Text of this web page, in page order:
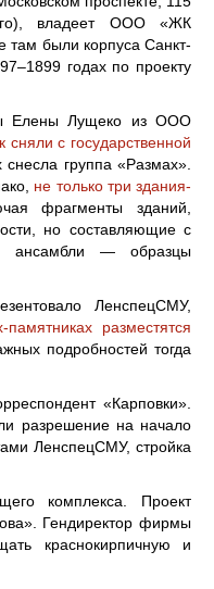
владеет ООО «ЖК
там были корпуса Санкт-
годах по проекту
Елены Лущеко из ООО
сняли с государственной
снесла группа «Размах».
не только три здания-
фрагменты зданий,
но составляющие с
ансамбли — образцы
ЛенспецСМУ,
памятниках разместятся
подробностей тогда
«Карповки».
разрешение на начало
ЛенспецСМУ, стройка
комплекса. Проект
Гендиректор фирмы
краснокирпичную и